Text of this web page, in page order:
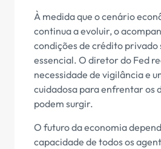
À medida que o cenário
continua a evoluir, o
condições de crédito privado
essencial. O diretor do Fed
necessidade de vigilância e
cuidadosa para enfrentar os
podem surgir.
O futuro da economia
capacidade de todos os